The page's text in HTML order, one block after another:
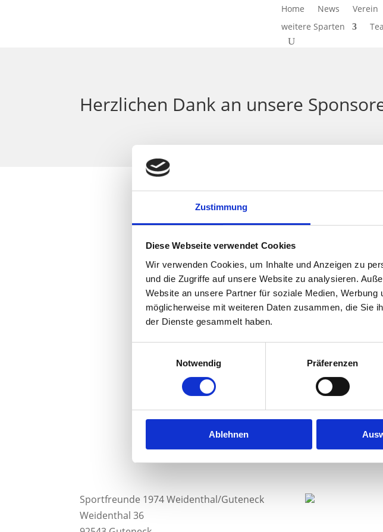
Zustimmung
Diese Webseite verwendet Cookies
Wir verwenden Cookies, um Inhalte und Anzeigen zu
und die Zugriffe auf unsere Website zu analysieren.
Website an unsere Partner für soziale Medien,
möglicherweise mit weiteren Daten zusammen, die Sie
der Dienste gesammelt haben.
Notwendig
Präferenzen
Ablehnen
Home News Verein
weitere Sparten
Herzlichen Dank an unsere
Sportfreunde 1974 Weidenthal/Guteneck
Weidenthal 36